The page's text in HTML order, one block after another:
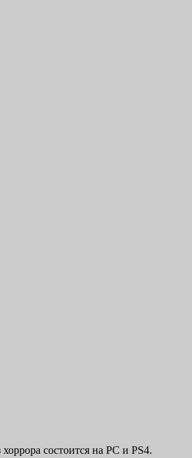
состоится на PС и PS4.